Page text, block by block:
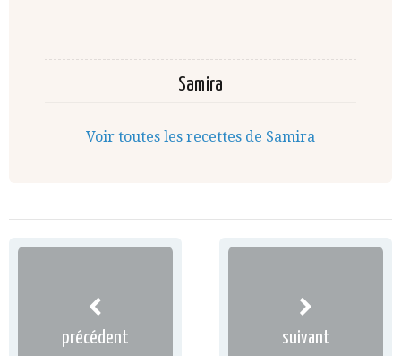
Samira
Voir toutes les recettes de Samira
précédent suivant